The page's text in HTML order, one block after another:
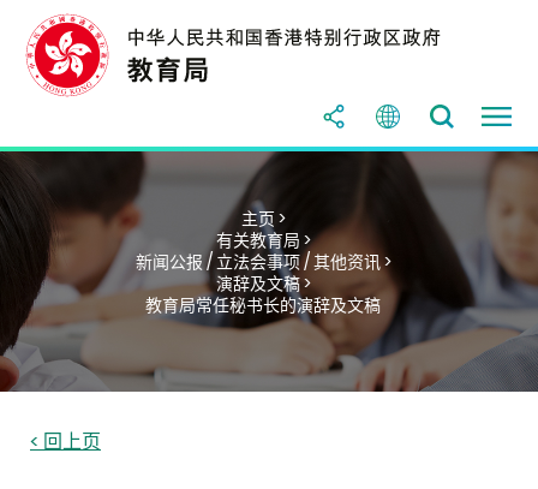
主页 >
有关教育局 >
新闻公报 / 立法会事项 / 其他资讯 >
演辞及文稿 >
教育局常任秘书长的演辞及文稿
< 回上页